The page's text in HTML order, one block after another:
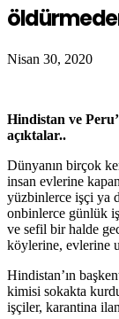
Nisan 30, 2020
Hindistan ve
açıktalar..
Dünyanın birçok
insan evlerine
yüzbinlerce işçi ya
onbinlerce günlük
ve sefil bir halde
köylerine, evlerine
Hindistan’ın
kimisi sokakta
işçiler, karantina